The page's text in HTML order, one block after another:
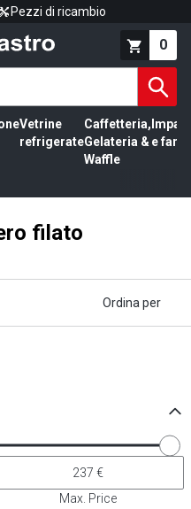
Pezzi di ricambio
0
Vetrine
refrigerate
Caffetteria,
Gelateria &
Waffle
e
filato
Ordina per
Max. Price